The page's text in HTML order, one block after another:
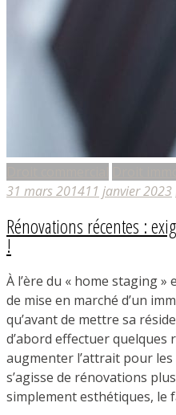
31 mars 201411 janvier 2023
Rénovations récentes :
!
À l’ère du « home staging
de mise en marché d’un
qu’avant de mettre sa
d’abord effectuer quelques
augmenter l’attrait pour
s’agisse de rénovations
simplement esthétiques, le